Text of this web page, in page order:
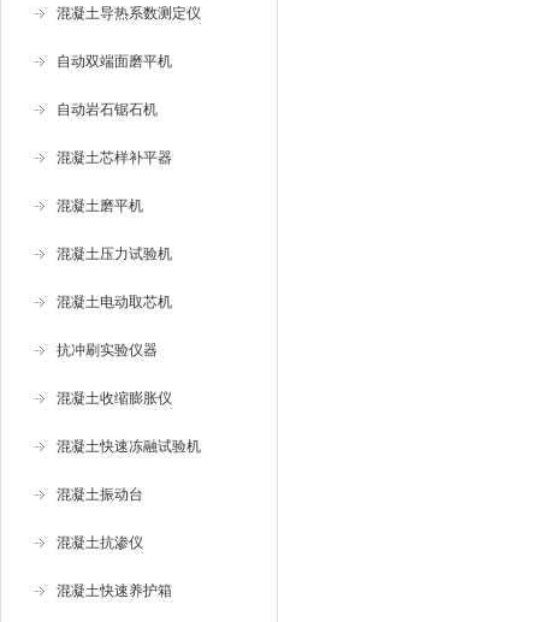
混凝土导热系数测定仪
自动双端面磨平机
自动岩石锯石机
混凝土芯样补平器
混凝土磨平机
混凝土压力试验机
混凝土电动取芯机
抗冲刷实验仪器
混凝土收缩膨胀仪
混凝土快速冻融试验机
混凝土振动台
混凝土抗渗仪
混凝土快速养护箱